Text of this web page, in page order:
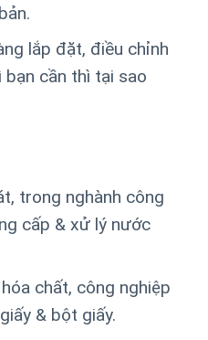
lắp đặt, điều chỉnh
cần thì tại sao
trong nghành công
cấp & xử lý nước
chất, công nghiệp
& bột giấy.